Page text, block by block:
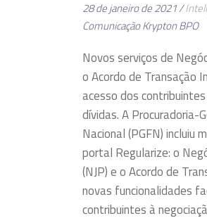
28 de janeiro de 2021 /
Comunicação Krypton BPO
Novos serviços de
o Acordo de Transação
acesso dos
dívidas. A Procuradoria-
Nacional (PGFN) incluiu
portal Regularize: o
(NJP) e o Acordo de
novas funcionalidades
contribuintes à